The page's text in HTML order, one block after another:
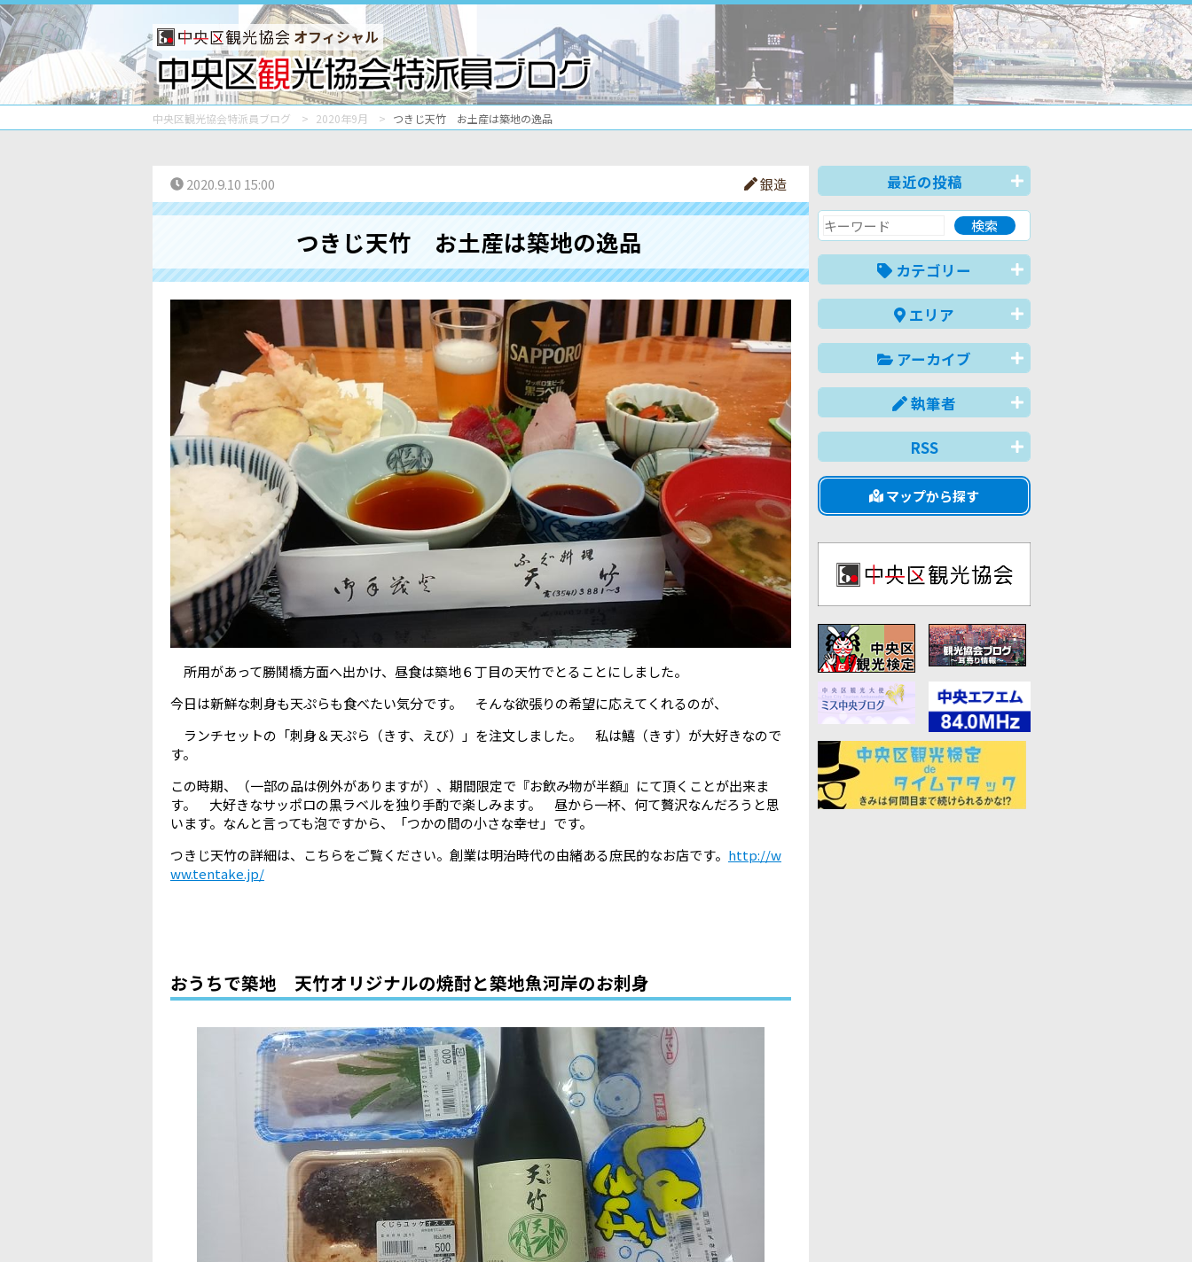
オフィシャル
中央区観光協会特派員ブログ 2020年9月 つきじ天竹 お土産は築地の逸品
2020.9.10 15:00 銀造
つきじ天竹 お土産は築地の逸品
所用があって勝鬨橋方面へ出かけ、昼食は築地６丁目の天竹でとることにしました。
今日は新鮮な刺身も天ぷらも食べたい気分です。 そんな欲張りの希望に応えてくれるのが、
ランチセットの「刺身＆天ぷら（きす、えび）」を注文しました。 私は鱚（きす）が大好きなので
す。
この時期、（一部の品は例外がありますが）、期間限定で『お飲み物が半額』にて頂くことが出来ま
す。 大好きなサッポロの黒ラベルを独り手酌で楽しみます。 昼から一杯、何て贅沢なんだろうと思
います。なんと言っても泡ですから、「つかの間の小さな幸せ」です。
つきじ天竹の詳細は、こちらをご覧ください。創業は明治時代の由緒ある庶民的なお店です。 http://w
ww.tentake.jp/
おうちで築地 天竹オリジナルの焼酎と築地魚河岸のお刺身
最近の投稿
カテゴリー
エリア
アーカイブ
執筆者
RSS
マップから探す